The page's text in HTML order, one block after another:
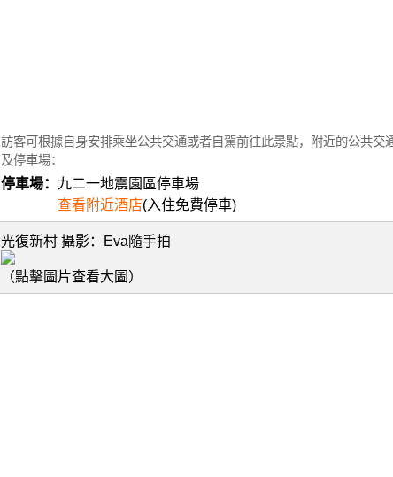
訪客可根據自身安排乘坐公共交通或者自駕前往此景點，附近的公共交
及停車場：
停車場： 九二一地震園區停車場
查看附近酒店(入住免費停車)
光復新村 攝影：Eva隨手拍
（點擊圖片查看大圖）